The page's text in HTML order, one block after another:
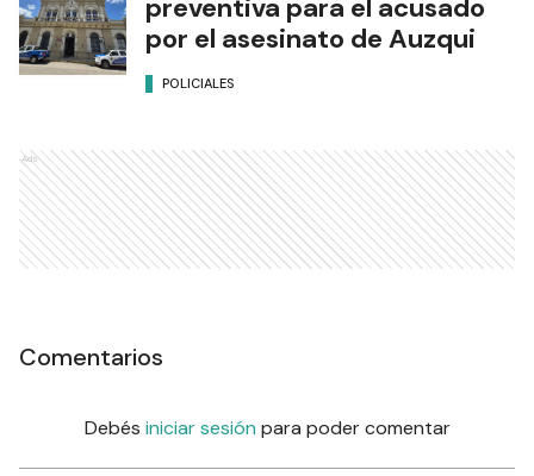
preventiva para el acusado
por el asesinato de Auzqui
POLICIALES
Ads
Comentarios
Debés iniciar sesión para poder comentar